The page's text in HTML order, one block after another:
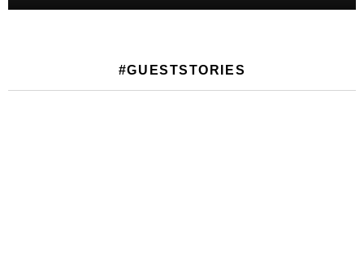
#GUESTSTORIES